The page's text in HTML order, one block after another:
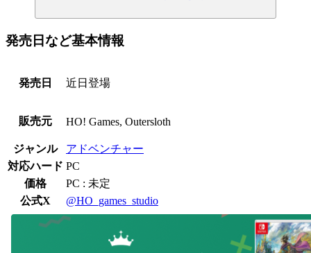
発売日など基本情報
発売日 近日登場
販売元 HO! Games, Outersloth
ジャンル
アドベンチャー
対応ハード PC
価格
PC : 未定
公式X
@HO_games_studio